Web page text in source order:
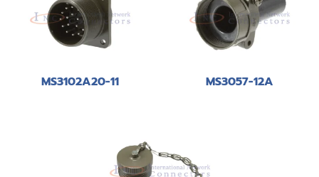
MS3102A20-11 MS3057-12A